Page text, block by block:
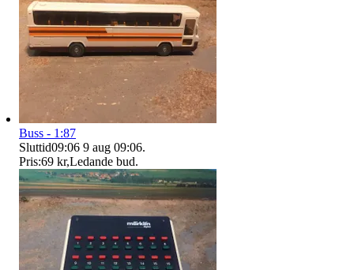
Buss - 1:87
Sluttid09:06 9 aug 09:06.
Pris:69 kr,Ledande bud.